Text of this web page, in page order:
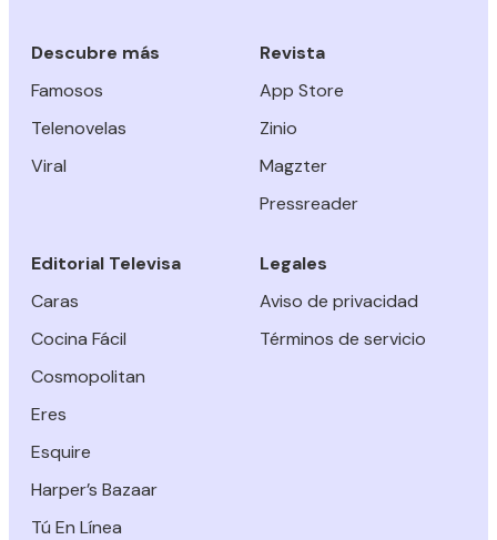
Descubre más
Famosos
Telenovelas
Viral
Revista
App Store
Zinio
Magzter
Pressreader
Editorial Televisa
Caras
Cocina Fácil
Cosmopolitan
Eres
Esquire
Harper’s Bazaar
Tú En Línea
Legales
Aviso de privacidad
Términos de servicio